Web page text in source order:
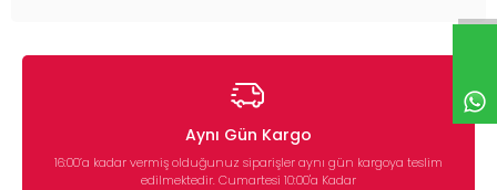
Aynı Gün Kargo
16:00’a kadar vermiş olduğunuz siparişler aynı gün kargoya teslim
edilmektedir. Cumartesi 10:00'a Kadar